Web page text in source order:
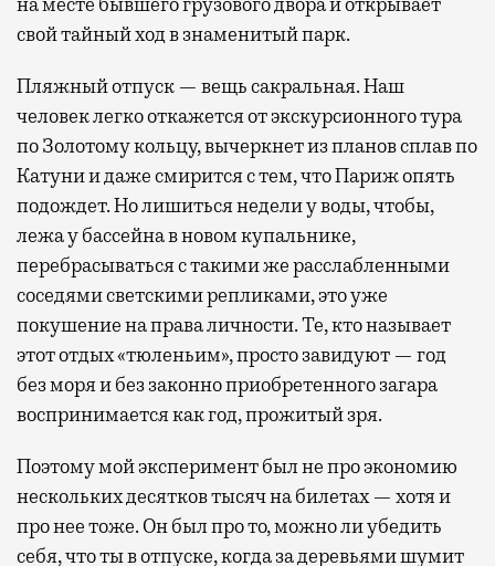
свой тайный ход в знаменитый парк.
Пляжный отпуск — вещь сакральная. Наш
человек легко откажется от экскурсионного тура
по Золотому кольцу, вычеркнет из планов сплав по
Катуни и даже смирится с тем, что Париж опять
подождет. Но лишиться недели у воды, чтобы,
лежа у бассейна в новом купальнике,
перебрасываться с такими же расслабленными
соседями светскими репликами, это уже
покушение на права личности. Те, кто называет
этот отдых «тюленьим», просто завидуют — год
без моря и без законно приобретенного загара
воспринимается как год, прожитый зря.
Поэтому мой эксперимент был не про экономию
нескольких десятков тысяч на билетах — хотя и
про нее тоже. Он был про то, можно ли убедить
себя, что ты в отпуске, когда за деревьями шумит